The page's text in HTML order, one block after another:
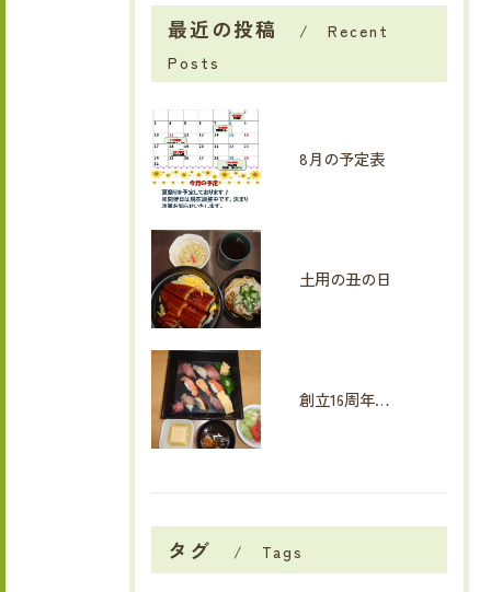
最近の投稿
Recent
Posts
8月の予定表
土用の丑の日
創立16周年イベント
タグ Tags